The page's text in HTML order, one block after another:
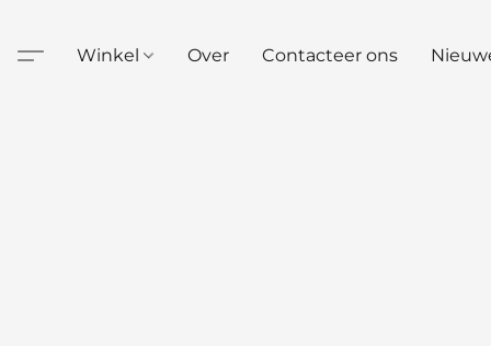
Winkel Over Contacteer ons